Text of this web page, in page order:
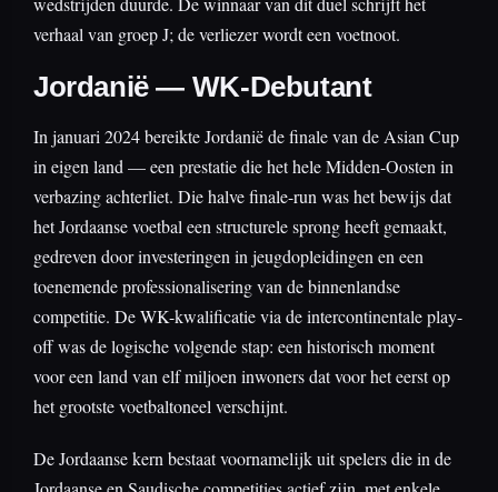
verhaal van groep J; de verliezer wordt een voetnoot.
Jordanië — WK-Debutant
In januari 2024 bereikte Jordanië de finale van de Asian Cup
in eigen land — een prestatie die het hele Midden-Oosten in
verbazing achterliet. Die halve finale-run was het bewijs dat
het Jordaanse voetbal een structurele sprong heeft gemaakt,
gedreven door investeringen in jeugdopleidingen en een
toenemende professionalisering van de binnenlandse
competitie. De WK-kwalificatie via de intercontinentale play-
off was de logische volgende stap: een historisch moment
voor een land van elf miljoen inwoners dat voor het eerst op
het grootste voetbaltoneel verschijnt.
De Jordaanse kern bestaat voornamelijk uit spelers die in de